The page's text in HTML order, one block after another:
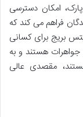
امکان دسترسی
فراهم می کند که
بریج برای کسانی
جواهرات هستند و به
مقصدی عالی